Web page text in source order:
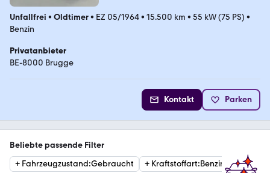
Unfallfrei • Oldtimer• EZ 05/1964• 15.500 km • 55 kW (75 PS) •
Benzin
Privatanbieter
BE-8000 Brugge
Kontakt Parken
Beliebte passende Filter
+ Fahrzeugzustand:Gebraucht + Kraftstoffart:Benzin